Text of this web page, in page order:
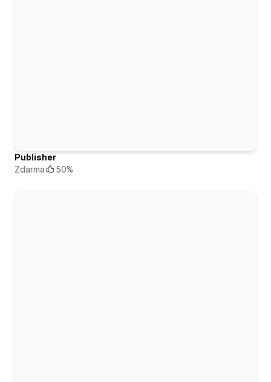
Publisher
Zdarma
50%